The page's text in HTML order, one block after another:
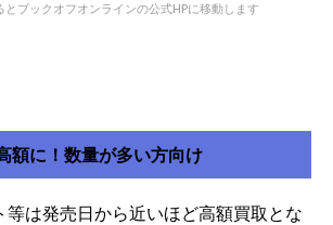
ブックオフオンラインの公式HPに移動します
額に！数量が多い方向け
等は発売日から近いほど高額買取とな